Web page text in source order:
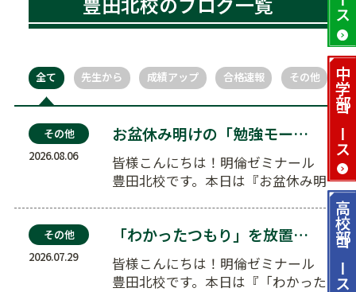
中学部
コース
高校部
コース
全て 先生から 成績アップ 合格速報 その他
その他
2026.08.06
お盆休み明けの「勉強モード」への切り替え術。5分間…
皆様こんにちは！明倫ゼミナール
豊田北校です。本日は『お盆休み明
その他
2026.07.29
「わかったつもり」を放置しない！夏の定着度チェック…
皆様こんにちは！明倫ゼミナール
豊田北校です。本日は『「わかった